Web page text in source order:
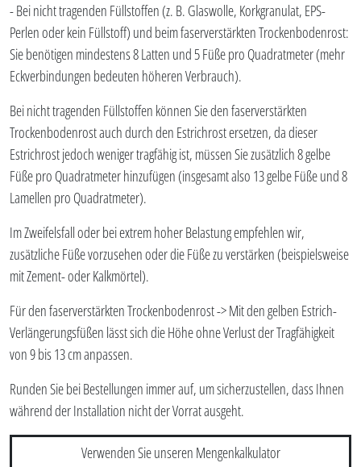
- Bei nicht tragenden Füllstoffen (z. B. Glaswolle, Korkgranulat, EPS-
Perlen oder kein Füllstoff) und beim faserverstärkten Trockenbodenrost:
Sie benötigen mindestens 8 Latten und 5 Füße pro Quadratmeter (mehr
Eckverbindungen bedeuten höheren Verbrauch).
Bei nicht tragenden Füllstoffen können Sie den faserverstärkten
Trockenbodenrost auch durch den Estrichrost ersetzen, da dieser
Estrichrost jedoch weniger tragfähig ist, müssen Sie zusätzlich 8 gelbe
Füße pro Quadratmeter hinzufügen (insgesamt also 13 gelbe Füße und 8
Lamellen pro Quadratmeter).
Im Zweifelsfall oder bei extrem hoher Belastung empfehlen wir,
zusätzliche Füße vorzusehen oder die Füße zu verstärken (beispielsweise
mit Zement- oder Kalkmörtel).
Für den faserverstärkten Trockenbodenrost -> Mit den gelben Estrich-
Verlängerungsfüßen lässt sich die Höhe ohne Verlust der Tragfähigkeit
von 9 bis 13 cm anpassen.
Runden Sie bei Bestellungen immer auf, um sicherzustellen, dass Ihnen
während der Installation nicht der Vorrat ausgeht.
Verwenden Sie unseren Mengenkalkulator